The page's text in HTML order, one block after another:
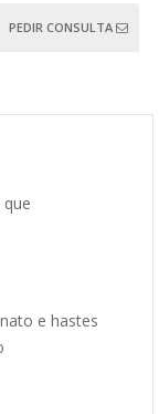
PEDIR CONSULTA
e hastes